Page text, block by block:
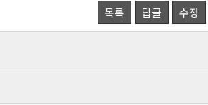
목록 답글 수정